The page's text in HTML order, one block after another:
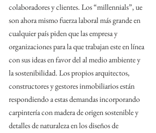
colaboradores y clientes. Los “millennials”, ue
son ahora mismo fuerza laboral más grande en
cualquier país piden que las empresa y
organizaciones para la que trabajan este en línea
con sus ideas en favor del al medio ambiente y
la sostenibilidad. Los propios arquitectos,
constructores y gestores inmobiliarios están
respondiendo a estas demandas incorporando
carpintería con madera de origen sostenible y
detalles de naturaleza en los diseños de